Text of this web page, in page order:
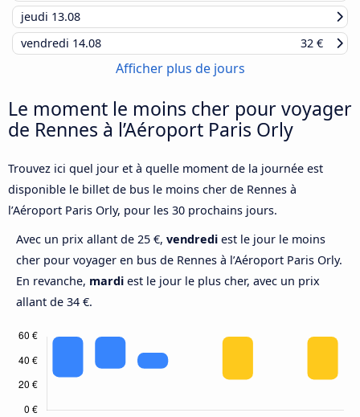
jeudi 13.08
vendredi 14.08 32 €
Afficher plus de jours
Le moment le moins cher pour voyager
de Rennes à l’Aéroport Paris Orly
Trouvez ici quel jour et à quelle moment de la journée est
disponible le billet de bus le moins cher de Rennes à
l’Aéroport Paris Orly, pour les 30 prochains jours.
Avec un prix allant de 25 €, vendredi est le jour le moins
cher pour voyager en bus de Rennes à l’Aéroport Paris Orly.
En revanche, mardi est le jour le plus cher, avec un prix
allant de 34 €.